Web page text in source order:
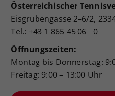
Österreichischer
Eisgrubengasse 2–6/2,
Tel.: +43 1 865 45 06 - 0
Öffnungszeiten:
Montag bis Donnerstag:
Freitag: 9:00 – 13:00 Uhr